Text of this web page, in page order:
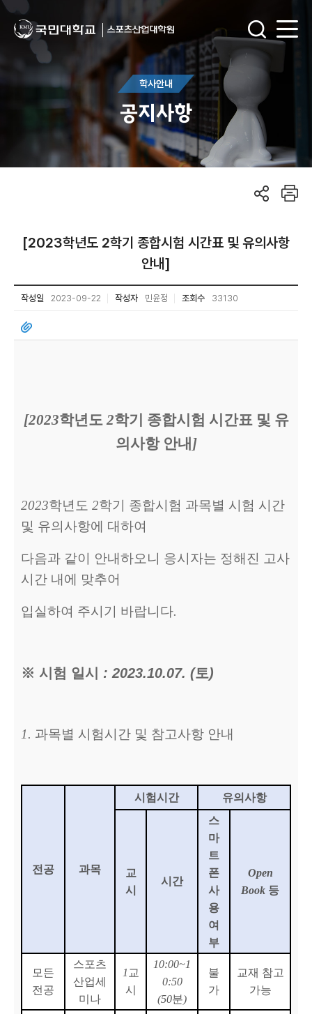
학사안내
공지사항
[2023학년도 2학기 종합시험 시간표 및 유의사항
안내]
작성일 2023-09-22 작성자 민윤정 조회수 33130
[2023학년도2학기 종합시험 시간표 및 유
의사항 안내 ]
2023학년도 2학기 종합시험 과목별 시험 시간
및 유의사항에 대하여
다음과 같이 안내하오니 응시자는 정해진 고사
시간 내에 맞추어
입실하여 주시기 바랍니다.
※ 시험 일시 : 2023.10.07. (토)
1. 과목별 시험시간 및 참고사항 안내
전공 과목
시험시간 유의사항
교
시
시간
스
마
트
폰
사
용
여
부
Open
Book 등
모든
전공
스포츠
산업세
미나
1 교
시
10:00~1
0:50
(50분)
불
가
교재 참고
가능